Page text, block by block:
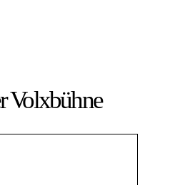
Volxbühne